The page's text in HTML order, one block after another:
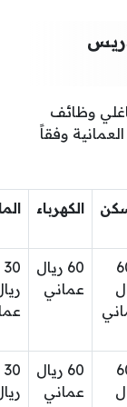
وظائف
وفقاً
الكهرباء
60 ريال
عماني
30
60 ريال
عماني
30